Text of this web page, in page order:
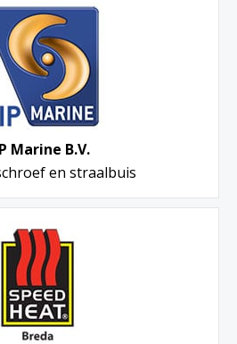
Marine B.V.
en straalbuis